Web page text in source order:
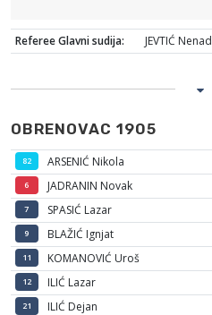
Referee Glavni sudija: JEVTIĆ Nenad
OBRENOVAC 1905
82 ARSENIĆ Nikola
6 JADRANIN Novak
7 SPASIĆ Lazar
9 BLAŽIĆ Ignjat
11 KOMANOVIĆ Uroš
12 ILIĆ Lazar
21 ILIĆ Dejan